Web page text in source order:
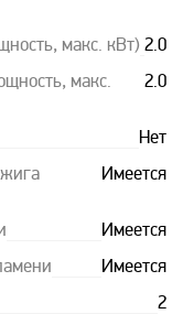
макс. кВт) 2.0
макс.
2.0
Нет
Имеется
Имеется
Имеется
2